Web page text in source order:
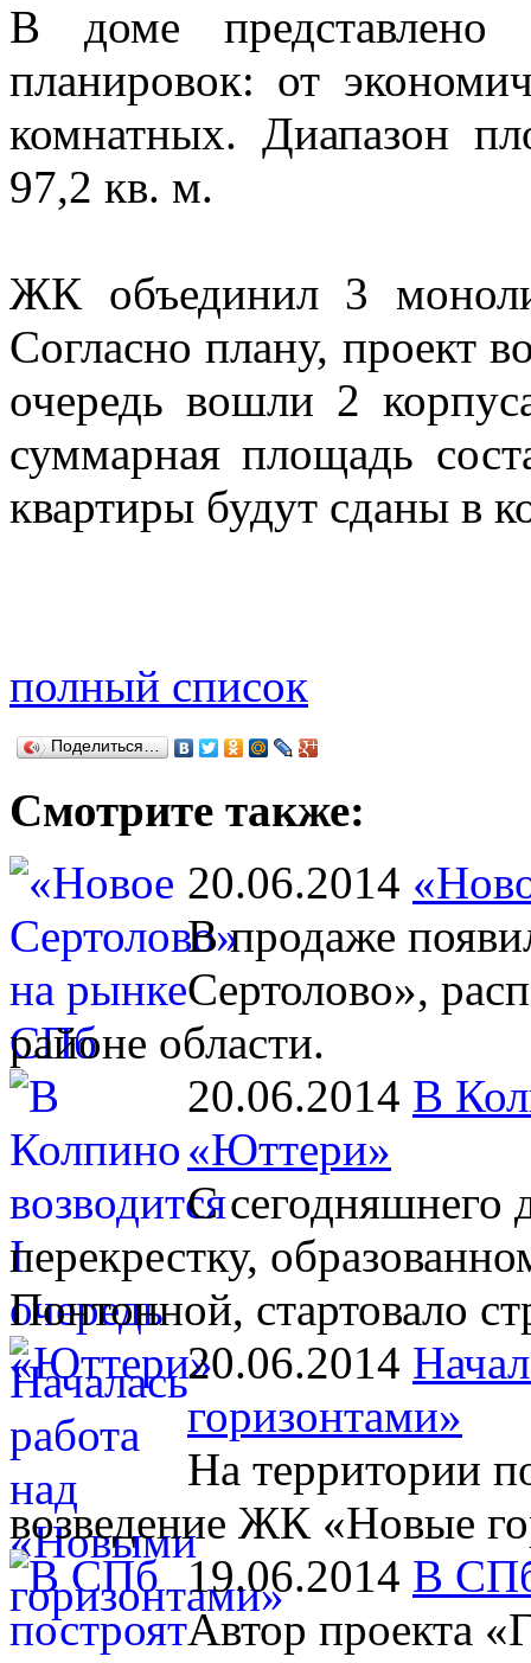
В доме
планировок: от
комнатных. Диапазон
97,2 кв. м.
ЖК объединил 3
Согласно плану, проект
очередь вошли 2
суммарная площадь
квартиры будут сданы в
полный список
Поделиться…
Смотрите также:
20.06.2014
В продаже
Сертолово»,
районе области.
20.06.2014 В
«Юттери»
С сегодняшнего
перекрестку,
Понтонной, стартовало
20.06.2014
горизонтами»
На территории
возведение ЖК «Новые
19.06.2014 В
Автор проекта